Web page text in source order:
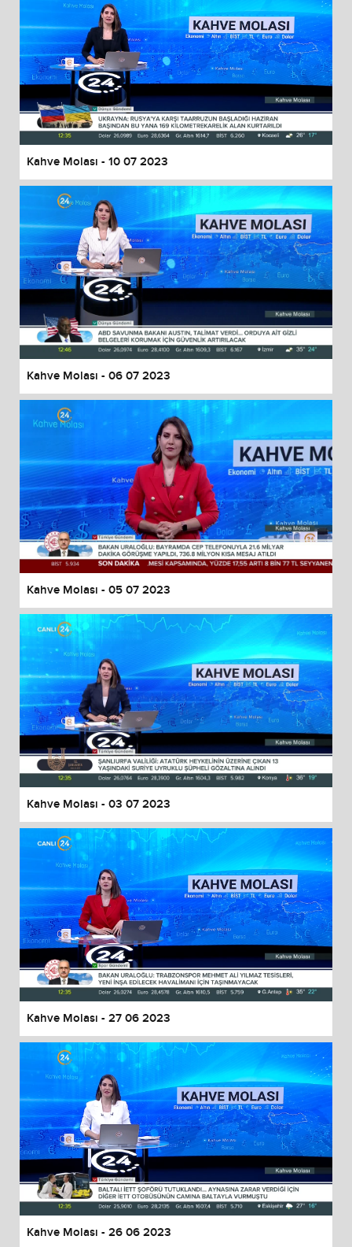
Kahve Molası - 10 07 2023
Kahve Molası - 06 07 2023
Kahve Molası - 05 07 2023
Kahve Molası - 03 07 2023
Kahve Molası - 27 06 2023
Kahve Molası - 26 06 2023